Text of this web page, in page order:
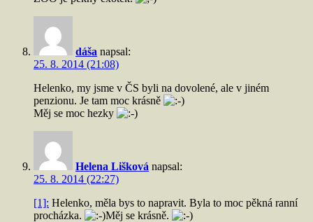
dáša napsal:
25. 8. 2014 (21:08)
Helenko, my jsme v ČS byli na dovolené, ale v jiném
penzionu. Je tam moc krásně
Měj se moc hezky
Helena Lišková napsal:
25. 8. 2014 (22:27)
[1]: Helenko, měla bys to napravit. Byla to moc pěkná ranní
procházka.
Měj se krásně.